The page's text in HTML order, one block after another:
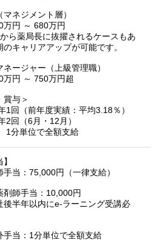
ネジメント層）
万円 ～ 680万円
ら薬局長に抜擢されるケースもあ
のキャリアアップが可能です。
ネージャー（上級管理職）
万円 ～ 750万円超
賞与＞
1回（前年度実績：平均3.18％）
2回（6月・12月）
1分単位で全額支給
手当：75,000円（一律支給）
剤師手当：10,000円
半年以内にe-ラーニング受講必
手当：1分単位で全額支給